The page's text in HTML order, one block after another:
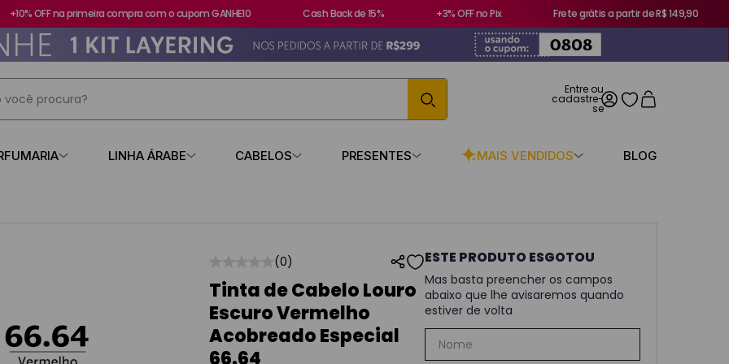
+10% OFF na primeira compra com o cupom GANHE10 Cash Back de 15% +3% OFF no Pix Frete grátis a partir de R$ 149,90
você procura?
LINHA ÁRABE CABELOS PRESENTES MAIS VENDIDOS BLOG
☆
(0)
Tinta de Cabelo Louro
Escuro Vermelho
Acobreado Especial
66.64